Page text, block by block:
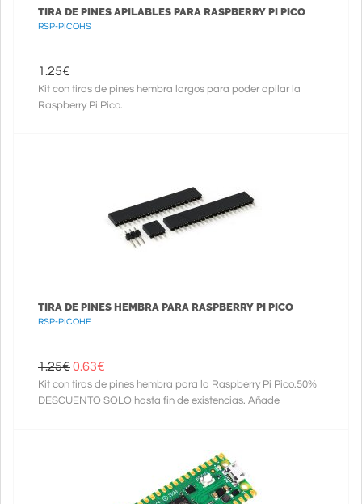
TIRA DE PINES APILABLES PARA RASPBERRY PI PICO
RSP-PICOHS
1.25€
Kit con tiras de pines hembra largos para poder apilar la
Raspberry Pi Pico.
TIRA DE PINES HEMBRA PARA RASPBERRY PI PICO
RSP-PICOHF
1.25€0.63€
Kit con tiras de pines hembra para la Raspberry Pi Pico.50%
DESCUENTO SOLO hasta fin de existencias. Añade